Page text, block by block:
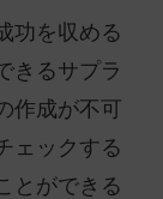
功を収める
きるサプラ
作成が不可
ェックする
とができる